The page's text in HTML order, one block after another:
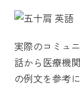
実際のコミュ
話から医療機
の例文を参考